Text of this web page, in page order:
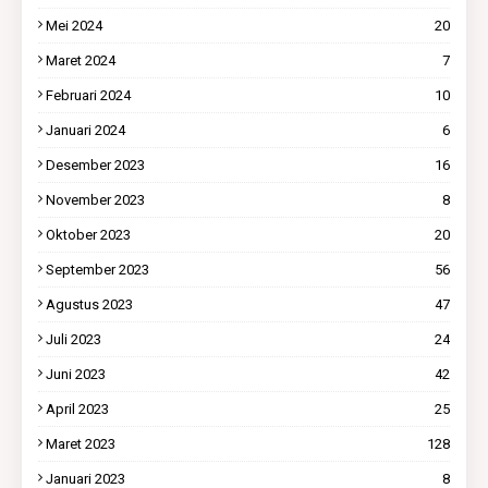
Mei 2024 20
Maret 2024 7
Februari 2024 10
Januari 2024 6
Desember 2023 16
November 2023 8
Oktober 2023 20
September 2023 56
Agustus 2023 47
Juli 2023 24
Juni 2023 42
April 2023 25
Maret 2023 128
Januari 2023 8